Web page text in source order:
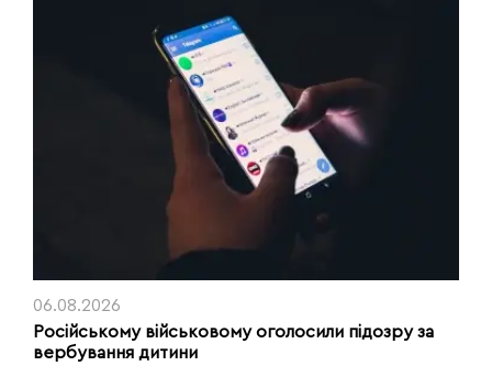
06.08.2026
Російському військовому оголосили підозру за
вербування дитини